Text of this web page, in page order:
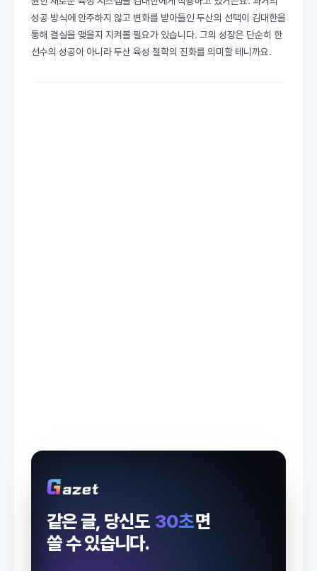
성공 방식에 안주하지 않고 변화를 받아들인 두산의 선택이 김대한을
통해 결실을 맺을지 지켜볼 필요가 있습니다. 그의 성장은 단순히 한
선수의 성공이 아니라 두산 육성 철학의 진화를 의미할 테니까요.
같은 글, 당신도 30초면
쓸 수 있습니다.